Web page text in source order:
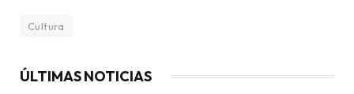
Cultura
ÚLTIMAS NOTICIAS